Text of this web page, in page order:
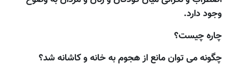
وجود دارد.
چاره چيست؟
چگونه می توان مانع از هجوم به خانه و کاشانه شد؟